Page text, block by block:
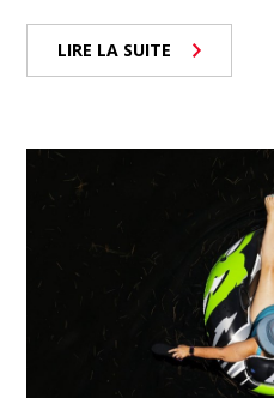
LIRE LA SUITE